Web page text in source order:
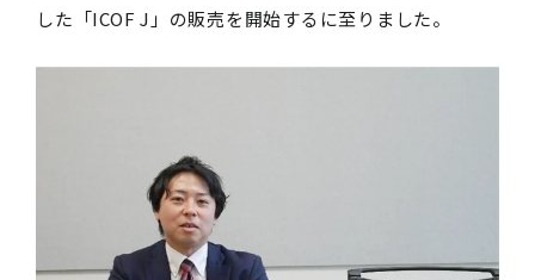
した「ICOF J」の販売を開始するに至りました。